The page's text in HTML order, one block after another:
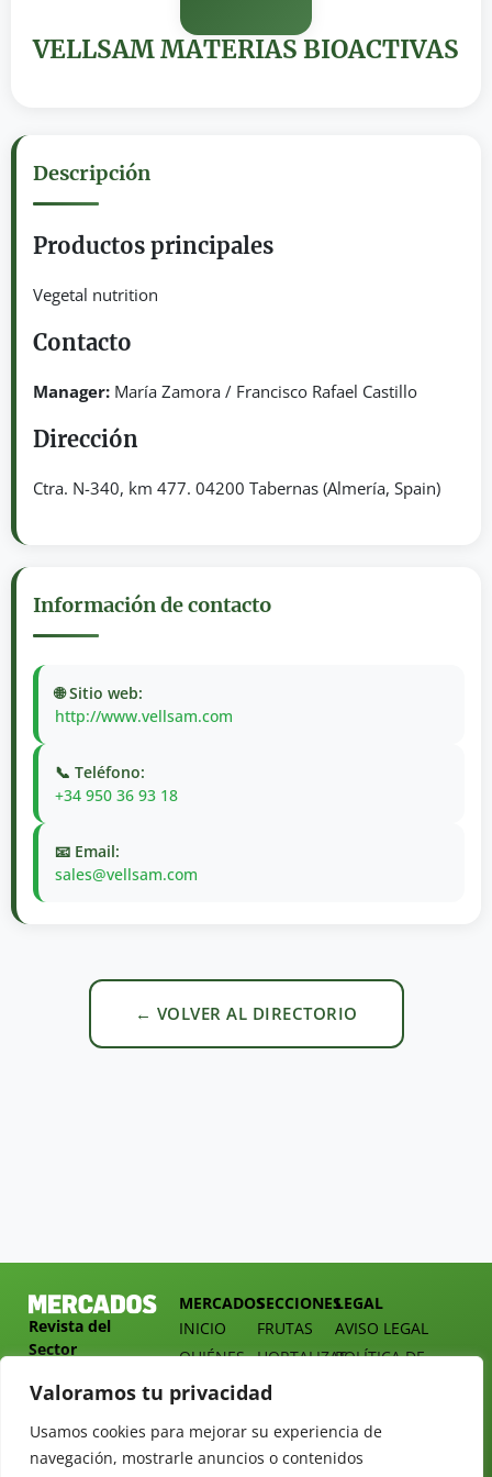
Valoramos tu privacidad
Usamos cookies para mejorar su experiencia de
navegación, mostrarle anuncios o contenidos
VELLSAM MATERIAS BIOACTIVAS
Descripción
Productos principales
Vegetal nutrition
Contacto
Manager: María Zamora / Francisco Rafael Castillo
Dirección
Ctra. N-340, km 477. 04200 Tabernas (Almería, Spain)
Información de contacto
🌐 Sitio web:
http://www.vellsam.com
📞 Teléfono:
+34 950 36 93 18
📧 Email:
sales@vellsam.com
← VOLVER AL DIRECTORIO
Revista del
Sector
Presidente
Cárdenas nº
MERCADOS
INICIO
QUIÉNES
DOSSIER
TARIFAS
REVISTAS
SECCIONES
FRUTAS
HORTALIZAS
EMPRESA
ALIMENTACIÓN
OPINIÓN
LEGAL
AVISO LEGAL
POLÍTICA DE